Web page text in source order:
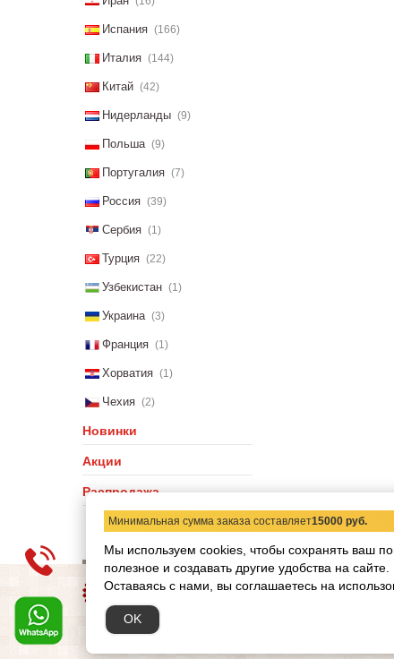
Испания (166)
Италия (144)
Китай (42)
Нидерланды (9)
Польша (9)
Португалия (7)
Россия (39)
Сербия (1)
Турция (22)
Узбекистан (1)
Украина (3)
Франция (1)
Хорватия (1)
Чехия (2)
Новинки
Акции
Распродажа
О компании Статьи
Обращаем ваше
при каких условиях
Минимальная сумма заказа составляет15000 руб.
Мы используем cookies, чтобы сохранять ваш
полезное и создавать другие удобства на сайте.
Оставаясь с нами, вы соглашаетесь на
OK